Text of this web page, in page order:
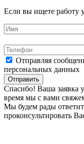
Если вы ищете работу
Отправляя
персональных данных
Отправить
Спасибо! Ваша заявка
время мы с вами
Мы будем рады
проконсультировать